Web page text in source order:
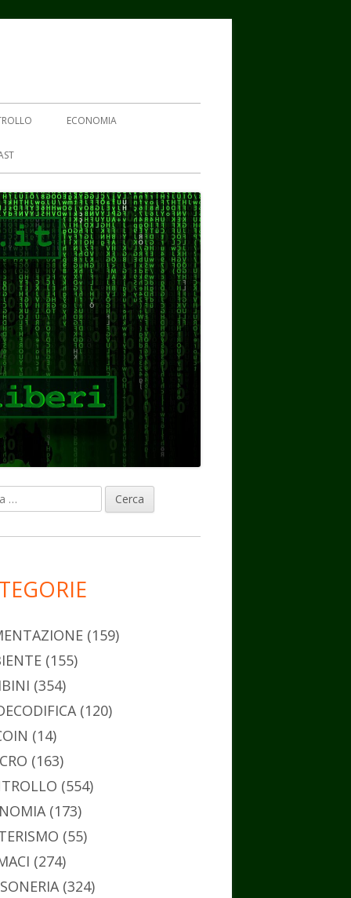
ECONOMIA
(159)
(155)
(354)
(120)
(14)
(163)
(554)
(173)
(55)
(274)
(324)